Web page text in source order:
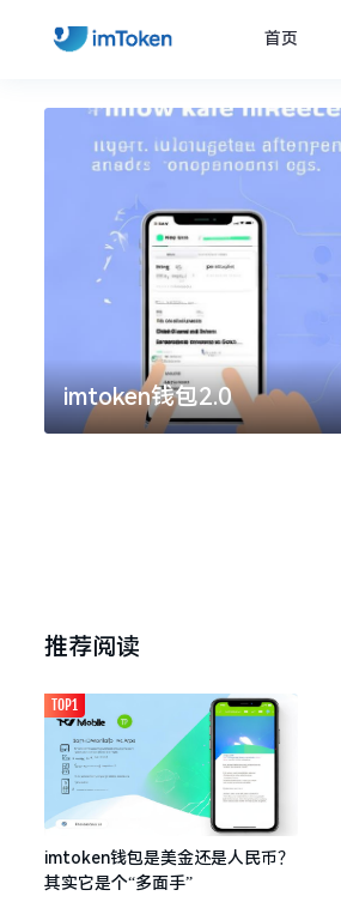
首页
imtoken钱包2.0
推荐阅读
imtoken钱包是美金还是人民币？
其实它是个“多面手”
TOP1